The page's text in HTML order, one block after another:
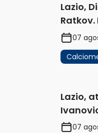
Lazio,
07
Lazio,
07